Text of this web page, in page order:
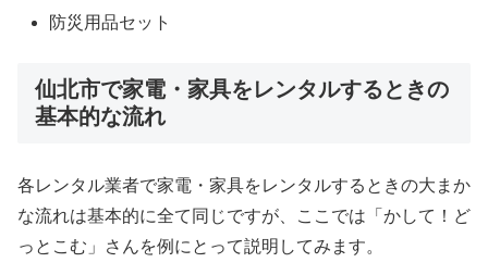
防災用品セット
仙北市で家電・家具をレンタルするときの
基本的な流れ
各レンタル業者で家電・家具をレンタルするときの大まか
な流れは基本的に全て同じですが、ここでは「かして！ど
っとこむ」さんを例にとって説明してみます。